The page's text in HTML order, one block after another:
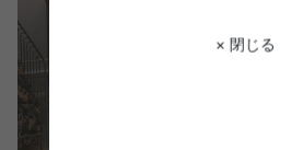
× 閉じる